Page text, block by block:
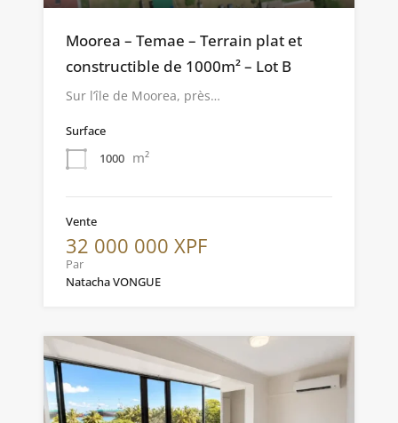
Moorea – Temae – Terrain plat et
constructible de 1000m² – Lot B
Sur l’île de Moorea, près…
Surface
1000 m²
Vente
32 000 000 XPF
Par
Natacha VONGUE